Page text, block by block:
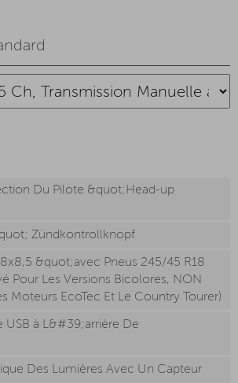
Du Pilote &quot;Head-up
Zündkontrollknopf
&quot;avec Pneus 245/45 R18
Pour Les Versions Bicolores, NON
Moteurs EcoTec Et Le Country Tourer)
USB à L&#39;arrière De
Des Lumières Avec Un Capteur